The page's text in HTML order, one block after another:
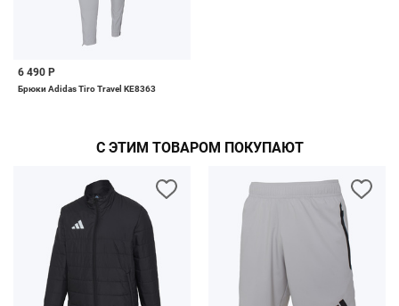
6 490 Р
Брюки Adidas Tiro Travel KE8363
С ЭТИМ ТОВАРОМ ПОКУПАЮТ